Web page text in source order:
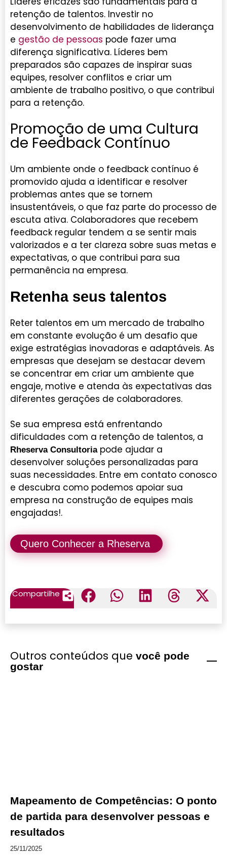
retenção de talentos. Investir no
desenvolvimento de habilidades de liderança
e gestão de pessoas pode fazer uma
diferença significativa. Líderes bem
preparados são capazes de inspirar suas
equipes, resolver conflitos e criar um
ambiente de trabalho positivo, o que contribui
para a retenção.
Promoção de uma Cultura
de Feedback Contínuo
Um ambiente onde o feedback contínuo é
promovido ajuda a identificar e resolver
problemas antes que se tornem
insustentáveis, o que faz parte do processo de
escuta ativa. Colaboradores que recebem
feedback regular tendem a se sentir mais
valorizados e a ter clareza sobre suas metas e
expectativas, o que contribui para sua
permanência na empresa.
Retenha seus talentos
Reter talentos em um mercado de trabalho
em constante evolução é um desafio que
exige estratégias inovadoras e adaptáveis. As
empresas que desejam se destacar devem
se concentrar em criar um ambiente que
engaje, motive e atenda às expectativas das
diferentes gerações de colaboradores.
Se sua empresa está enfrentando
dificuldades com a retenção de talentos, a
Rheserva Consultoriapode ajudar a
desenvolver soluções personalizadas para
suas necessidades. Entre em contato conosco
e descubra como podemos apoiar sua
empresa na construção de equipes mais
engajadas!.
Quero Conhecer a Rheserva
Compartilhe
Outros conteúdos que você pode
gostar
Mapeamento de Competências: O ponto
de partida para desenvolver pessoas e
resultados
25/11/2025